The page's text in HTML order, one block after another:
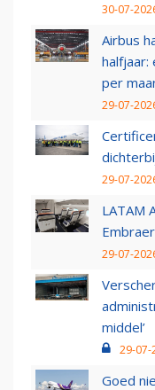
30-07-
Airbus
halfjaar:
per
29-07-
29-07-
LATAM
29-07-
middel’
29-07-
Goed